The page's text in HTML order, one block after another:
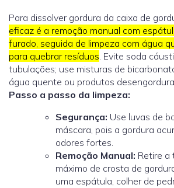
Para dissolver gordura da caixa de
eficaz é a remoção manual com
furado, seguida de limpeza com água
para quebrar resíduos . Evite soda
tubulações; use misturas de
água quente ou produtos
Passo a passo da limpeza:
Segurança: Use luvas de
máscara, pois a gordura
odores fortes.
Remoção Manual: Retire a
máximo de crosta de
uma espátula, colher de